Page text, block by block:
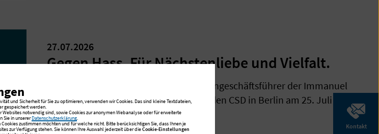
Kontakt
27.07.2026
Gegen Hass. Für Nächstenliebe und Vielfalt.
Statement von Andreas Mende, Konzerngeschäftsführer der Immanuel
Albertinen Diakonie zum Anschlag auf den CSD in Berlin am 25. Juli
2026.
und Sicherheit für Sie zu optimieren, verwenden wir Cookies. Das sind kleine Textdateien,
gespeichert werden.
notwendig sind, sowie Cookies zur anonymen Webanalyse oder für erweiterte
Sie in unsererDatenschutzerklärung.
zustimmen möchten und für welche nicht. Bitte berücksichtigen Sie, dass Ihnen je
zur Verfügung stehen. Sie können Ihre Auswahl jederzeit über dieCookie-Einstellungen